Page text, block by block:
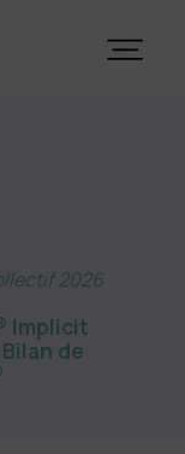
2026
Implicit
de